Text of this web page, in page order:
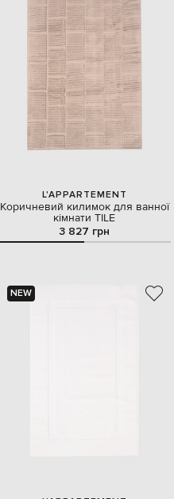
L'APPARTEMENT
Коричневий килимок для ванної
кімнати TILE
3 827 грн
NEW